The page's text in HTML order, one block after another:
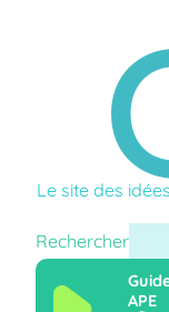
Le site des
Rechercher
APE